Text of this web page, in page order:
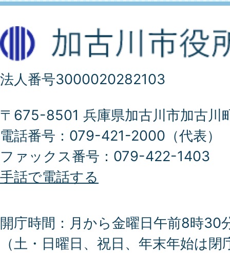
法人番号3000020282103
〒675-8501 兵庫県加古川市加古川
電話番号：079-421-2000（代表）
ファックス番号：079-422-1403
手話で電話する
開庁時間：月から金曜日午前8時30
（土・日曜日、祝日、年末年始は閉